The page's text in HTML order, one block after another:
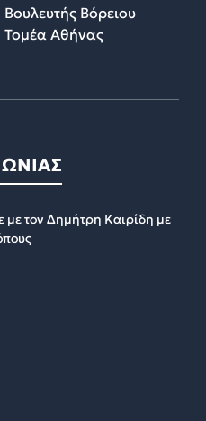
Βουλευτής Βόρειου
Τομέα Αθήνας
με τον Δημήτρη Καιρίδη με